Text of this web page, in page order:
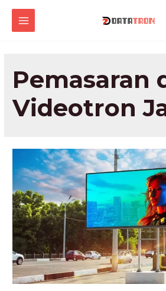
Lewati
MAIN
Pemasaran
Videotron